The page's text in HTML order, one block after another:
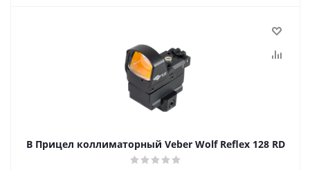
В Прицел коллиматорный Veber Wolf Reflex 128 RD